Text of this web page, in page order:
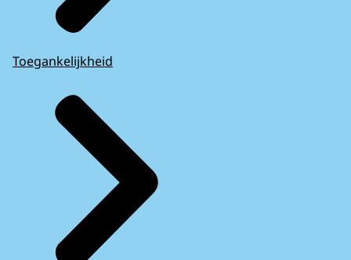
Toegankelijkheid